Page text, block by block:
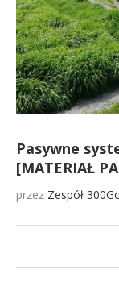
Pasywne
[MATERIAŁ
przez Zespół